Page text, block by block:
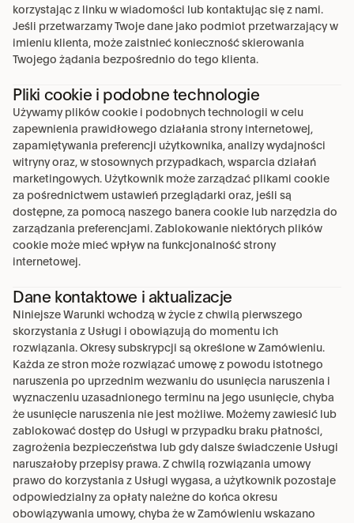
korzystając z linku w wiadomości lub kontaktując się z nami.
Jeśli przetwarzamy Twoje dane jako podmiot przetwarzający w
imieniu klienta, może zaistnieć konieczność skierowania
Twojego żądania bezpośrednio do tego klienta.
Pliki cookie i podobne technologie
Używamy plików cookie i podobnych technologii w celu
zapewnienia prawidłowego działania strony internetowej,
zapamiętywania preferencji użytkownika, analizy wydajności
witryny oraz, w stosownych przypadkach, wsparcia działań
marketingowych. Użytkownik może zarządzać plikami cookie
za pośrednictwem ustawień przeglądarki oraz, jeśli są
dostępne, za pomocą naszego banera cookie lub narzędzia do
zarządzania preferencjami. Zablokowanie niektórych plików
cookie może mieć wpływ na funkcjonalność strony
internetowej.
Dane kontaktowe i aktualizacje
Niniejsze Warunki wchodzą w życie z chwilą pierwszego
skorzystania z Usługi i obowiązują do momentu ich
rozwiązania. Okresy subskrypcji są określone w Zamówieniu.
Każda ze stron może rozwiązać umowę z powodu istotnego
naruszenia po uprzednim wezwaniu do usunięcia naruszenia i
wyznaczeniu uzasadnionego terminu na jego usunięcie, chyba
że usunięcie naruszenia nie jest możliwe. Możemy zawiesić lub
zablokować dostęp do Usługi w przypadku braku płatności,
zagrożenia bezpieczeństwa lub gdy dalsze świadczenie Usługi
naruszałoby przepisy prawa. Z chwilą rozwiązania umowy
prawo do korzystania z Usługi wygasa, a użytkownik pozostaje
odpowiedzialny za opłaty należne do końca okresu
obowiązywania umowy, chyba że w Zamówieniu wskazano